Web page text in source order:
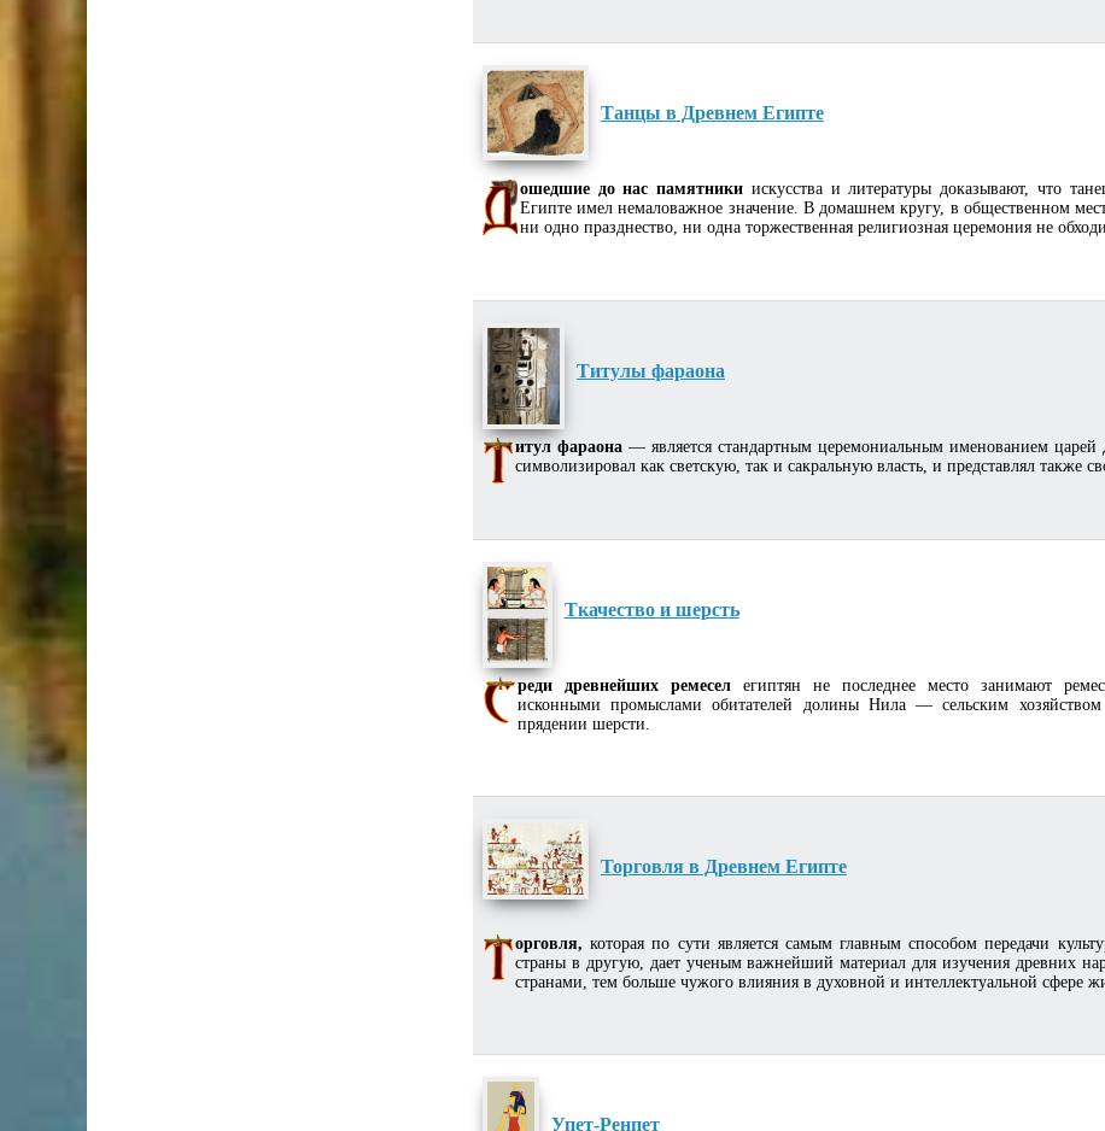
Танцы в Древнем Египте
ошедшие до нас памятники искусства и литературы доказывают, что
Египте имел немаловажное значение. В домашнем кругу, в общественном
ни одно празднество, ни одна торжественная религиозная церемония не
Титулы фараона
итул фараона — является стандартным церемониальным именованием царей
символизировал как светскую, так и сакральную власть, и представлял также
Ткачество и шерсть
реди древнейших ремесел египтян не последнее место занимают
исконными промыслами обитателей долины Нила — сельским
прядении шерсти.
Торговля в Древнем Египте
орговля, которая по сути является самым главным способом передачи
страны в другую, дает ученым важнейший материал для изучения древних
странами, тем больше чужого влияния в духовной и интеллектуальной сфере
Упет-Ренпет